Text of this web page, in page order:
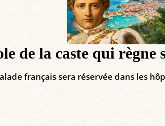
de la caste qui règne
français sera réservée dans les